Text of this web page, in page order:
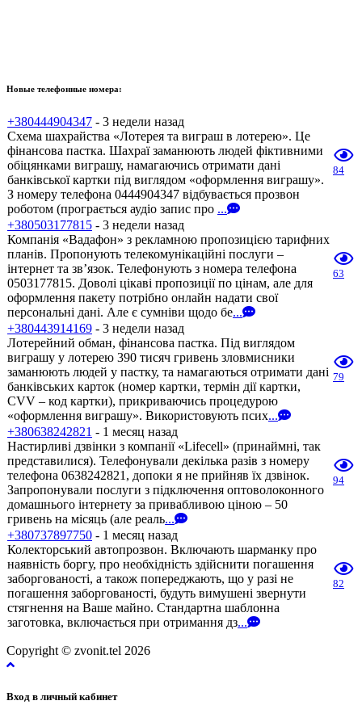
Новые телефонные номера:
+380444904347 - 3 недели назад
Схема шахрайства «Лотерея та виграш в лотерею». Це
фінансова пастка. Шахраї заманюють людей фіктивними
обіцянками виграшу, намагаючись отримати дані
банківської картки під виглядом «оформлення виграшу».
З номеру телефона 0444904347 відбувається прозвон
роботом (програється аудіо запис про ...
84
+380503177815 - 3 недели назад
Компанія «Вадафон» з рекламною пропозицією тарифних
планів. Пропонують телекомунікаційні послуги –
інтернет та зв’язок. Телефонують з номера телефона
0503177815. Доволі цікаві пропозиції по цінам, але для
оформлення пакету потрібно онлайн надати свої
персональні дані. Але є сумніви щодо бе...
63
+380443914169 - 3 недели назад
Лотерейний обман, фінансова пастка. Під виглядом
виграшу у лотерею 390 тисяч гривень зловмисники
заманюють людей у пастку, та намагаються отримати дані
банківських карток (номер картки, термін дії картки,
CVV – код картки), прикриваючись процедурою
«оформлення виграшу». Використовують псих...
79
+380638242821 - 1 месяц назад
Настирливі дзвінки з компанії «Lifecell» (принаймні, так
представилися). Телефонували декілька разів з номеру
телефона 0638242821, допоки я не прийняв їх дзвінок.
Запропонували послуги з підключення оптоволоконного
домашнього інтернету за привабливою ціною – 50
гривень на місяць (але реаль...
94
+380737897750 - 1 месяц назад
Колекторський автопрозвон. Включають шарманку про
наявність боргу, про необхідність здійснити погашення
заборгованості, а також попереджають, що у разі не
погашення заборгованості, будуть вимушені звернути
стягнення на Ваше майно. Стандартна шаблонна
заготовка, включається при отримання дз...
82
Copyright © zvonit.tel 2026
Вход в личный кабинет